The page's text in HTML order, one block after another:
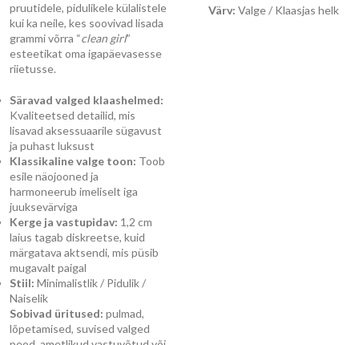
pruutidele, pidulikele külalistele
kui ka neile, kes soovivad lisada
grammi võrra “clean girl”
esteetikat oma igapäevasesse
riietusse.
Säravad valged klaashelmed:
Kvaliteetsed detailid, mis
lisavad aksessuaarile sügavust
ja puhast luksust
Klassikaline valge toon: Toob
esile näojooned ja
harmoneerub imeliselt iga
juuksevärviga
Kerge ja vastupidav: 1,2 cm
laius tagab diskreetse, kuid
märgatava aktsendi, mis püsib
mugavalt paigal
Stiil: Minimalistlik / Pidulik /
Naiselik
Sobivad üritused: pulmad,
lõpetamised, suvised valged
Värv: Valge / Klaasjas helk